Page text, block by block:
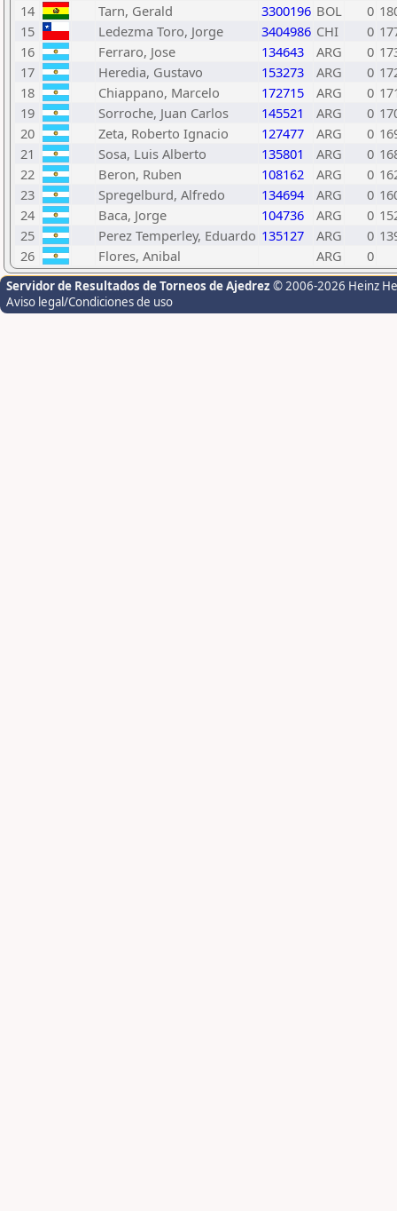
14
Tarn, Gerald 3300196 BOL 0
15
Ledezma Toro, Jorge 3404986 CHI 0
16
Ferraro, Jose 134643 ARG 0
17
Heredia, Gustavo 153273 ARG 0
18
Chiappano, Marcelo 172715 ARG 0
19
Sorroche, Juan Carlos 145521 ARG 0
20
Zeta, Roberto Ignacio 127477 ARG 0
21
Sosa, Luis Alberto 135801 ARG 0
22
Beron, Ruben 108162 ARG 0
23
Spregelburd, Alfredo 134694 ARG 0
24
Baca, Jorge 104736 ARG 0
25
Perez Temperley, Eduardo 135127 ARG 0
26
Flores, Anibal ARG 0
Servidor de Resultados de Torneos de Ajedrez © 2006-2026 Heinz
Aviso legal/Condiciones de uso